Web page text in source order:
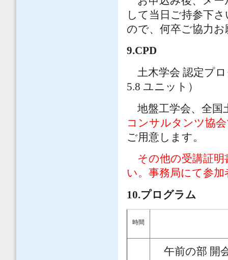
して当日ご持参下
ので、何卒ご協力
9.CPD
土木学会 認定プロ
5.8 ユニット）
地盤工学会、全国
コンサルタンツ協
ご用意します。
その他の受講証明
い。事務局にて参
10.プログラム
時間
午前の部 開